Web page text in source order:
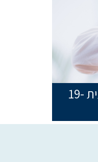
סדנת ביקורת פרטיות, הגנת מידע ובינה מלאכותית 19-